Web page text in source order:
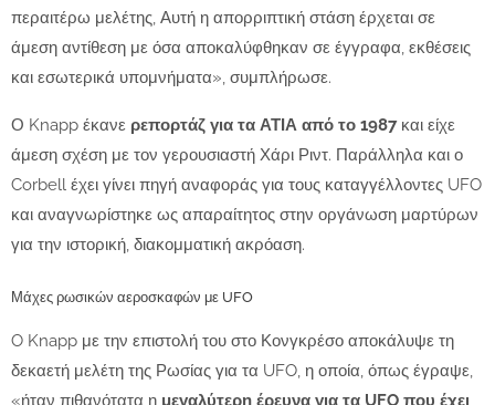
περαιτέρω μελέτης, Αυτή η απορριπτική στάση έρχεται σε
άμεση αντίθεση με όσα αποκαλύφθηκαν σε έγγραφα, εκθέσεις
και εσωτερικά υπομνήματα», συμπλήρωσε.
Ο Knapp έκανε ρεπορτάζ για τα ΑΤΙΑ από το 1987και είχε
άμεση σχέση με τον γερουσιαστή Χάρι Ριντ. Παράλληλα και ο
Corbell έχει γίνει πηγή αναφοράς για τους καταγγέλλοντες UFO
και αναγνωρίστηκε ως απαραίτητος στην οργάνωση μαρτύρων
για την ιστορική, διακομματική ακρόαση.
Μάχες ρωσικών αεροσκαφών με UFO
O Knapp με την επιστολή του στο Κονγκρέσο αποκάλυψε τη
δεκαετή μελέτη της Ρωσίας για τα UFO, η οποία, όπως έγραψε,
«ήταν πιθανότατα η μεγαλύτερη έρευνα για τα UFO που έχει